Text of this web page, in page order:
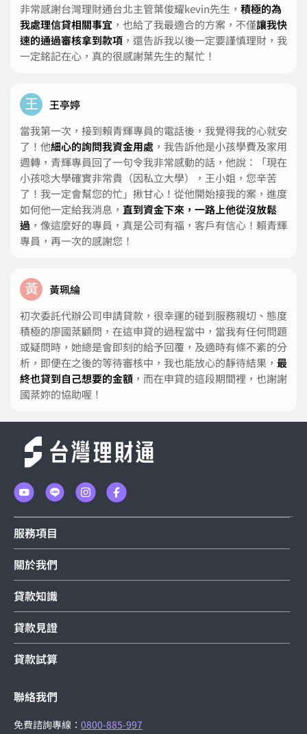
非常感謝台灣理財通台北主管葉俊耀kevin先生， 積極的為
我處理信貸相關事宜 ，也給了我最適合的方案，不僅讓我快
速的通過審核拿到款項 ，還告訴我以後一定要謹慎理財，我
一定銘記在心，真的很感謝葉先生的幫忙！
王
王亭婷
當我第一次，接到賴青輝專員的電話後，我覺得我的心就安
了！他細心的詢問我資金用處 ，我告訴他是小孩學費及家用
週轉，青輝專員回了一句令我非常感動的話，他說：「現在
小孩唸大學確實非常貴（因私立大學），王小姐，您辛苦
了！我一定會幫您的忙」揪甘心！從他開始接我的案，進度
如何他一定給我消息， 直到資金下來，一路上他從沒放鬆
過 ，像這麼好的專員，真是公司有福，客戶有信心！賴青輝
專員，再一次的感謝您！
黃
黃珮綸
初次委託代辦公司申請貸款，很幸運的碰到服務親切、態度
積極的廖國棻顧問，在這申貸的過程當中，當我有任何問題
或疑問時，她總是會即刻的給予回覆，及適時有條不紊的分
析，即便在之後的等待審核中，我也能放心的靜待結果， 最
終也貸到自己想要的金額 ，而在申貸的這段期間裡，也謝謝
國棻妳的協助喔！
服務項目
關於我們
貸款知識
貸款見證
貸款試算
聯絡我們
免費諮詢專線： 0800-885-997